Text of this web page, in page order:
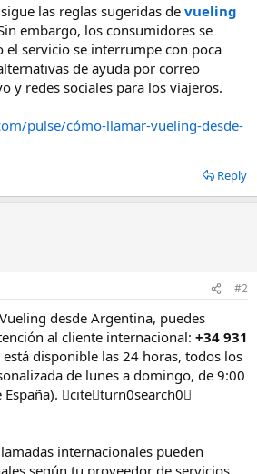
las reglas sugeridas de vueling
embargo, los consumidores se
el servicio se interrumpe con poca
de ayuda por correo
y redes sociales para los viajeros.
pulse/cómo-llamar-vueling-desde-
Reply
#2
desde Argentina, puedes
al cliente internacional: +34 931
está disponible las 24 horas, todos los
de lunes a domingo, de 9:00
citeturn0search0
internacionales pueden
según tu proveedor de servicios